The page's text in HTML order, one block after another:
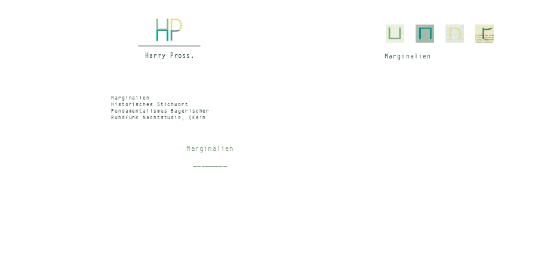
Mar­gi­na­li­en
Marginalien
Historisches Stichwort
Fundamentalismus Bayerischer
Rundfunk Nachtstudio, (Kein
Marginalien